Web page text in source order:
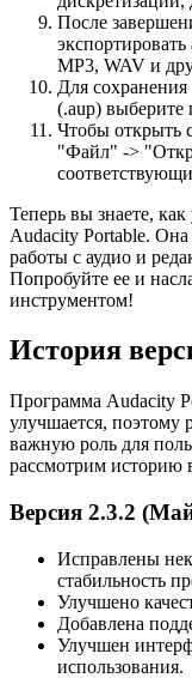
После
MP3, WAV и
Для
(.aup)
Чтобы открыть
"Файл" ->
Теперь вы знаете,
Audacity Portable.
работы с аудио и
Попробуйте ее и
инструментом!
История
Программа Audacity
улучшается, поэтому
важную роль для
рассмотрим историю
Версия 2.3.2
Исправлены
стабильность
Улучшено
Добавлена
Улучшен
использования.